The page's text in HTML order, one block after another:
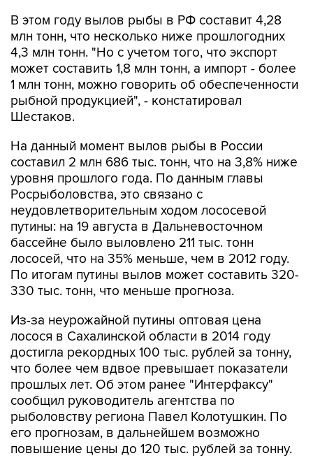
В этом году вылов рыбы в РФ составит 4,28
млн тонн, что несколько ниже прошлогодних
4,3 млн тонн. "Но с учетом того, что экспорт
может составить 1,8 млн тонн, а импорт - более
1 млн тонн, можно говорить об обеспеченности
рыбной продукцией", - констатировал
Шестаков.
На данный момент вылов рыбы в России
составил 2 млн 686 тыс. тонн, что на 3,8% ниже
уровня прошлого года. По данным главы
Росрыболовства, это связано с
неудовлетворительным ходом лососевой
путины: на 19 августа в Дальневосточном
бассейне было выловлено 211 тыс. тонн
лососей, что на 35% меньше, чем в 2012 году.
По итогам путины вылов может составить 320-
330 тыс. тонн, что меньше прогноза.
Из-за неурожайной путины оптовая цена
лосося в Сахалинской области в 2014 году
достигла рекордных 100 тыс. рублей за тонну,
что более чем вдвое превышает показатели
прошлых лет. Об этом ранее "Интерфаксу"
сообщил руководитель агентства по
рыболовству региона Павел Колотушкин. По
его прогнозам, в дальнейшем возможно
повышение цены до 120 тыс. рублей за тонну.